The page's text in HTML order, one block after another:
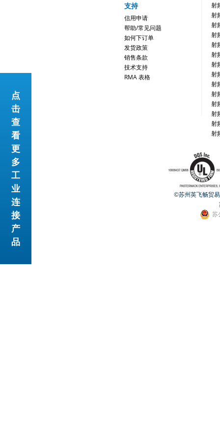
支持
信用申请
帮助/常见问题
如何下订单
发货政策
销售条款
技术支持
RMA 表格
网站地图
射
射
射
射
射
射
射
射
射
射
射
射
射
射
©苏州英飞畅贸
苏
点
击
查
看
更
多
工
业
连
接
产
品